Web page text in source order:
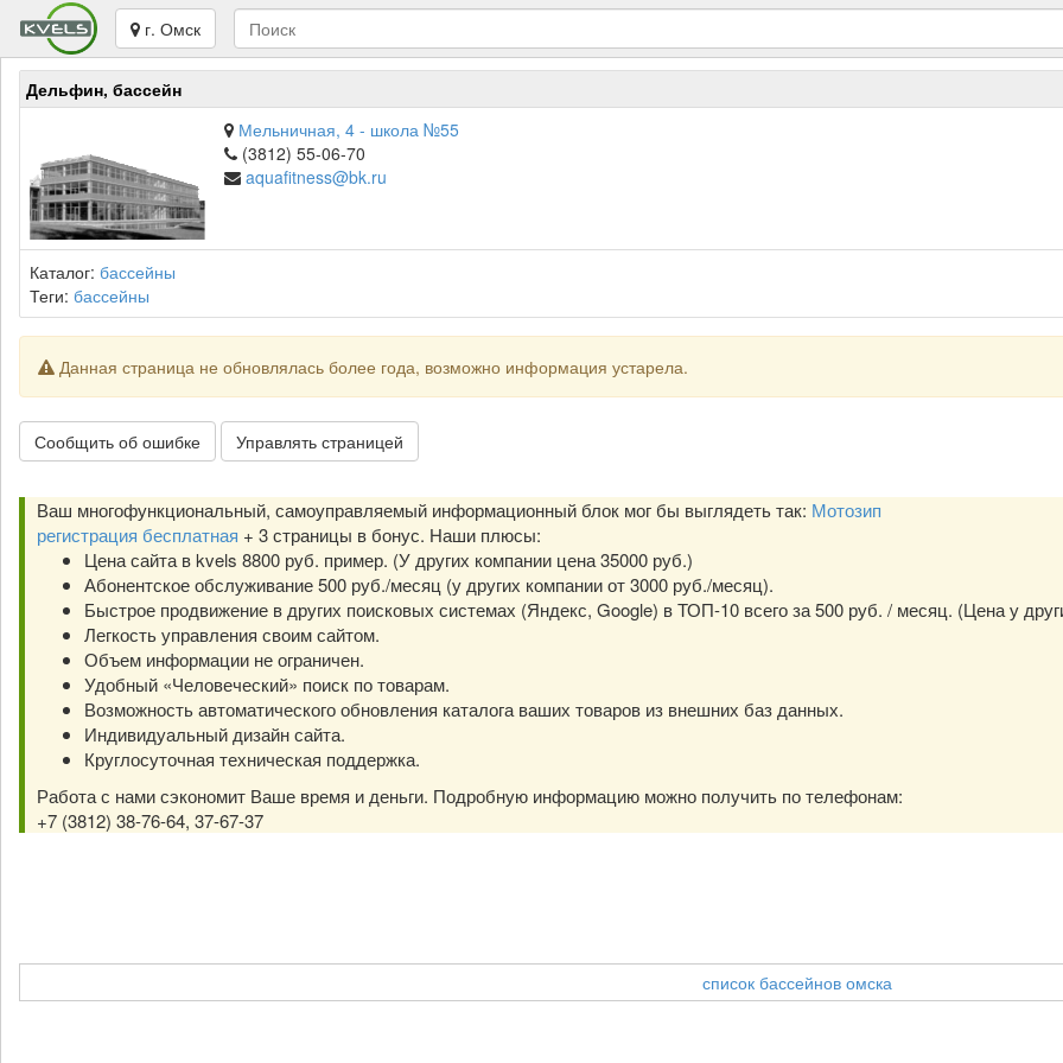
г. Омск
Дельфин, бассейн
Мельничная, 4 - школа №55
(3812) 55-06-70
aquafitness@bk.ru
Каталог: бассейны
Теги: бассейны
Данная страница не обновлялась более года, возможно информация устарела.
Сообщить об ошибке Управлять страницей
Ваш многофункциональный, самоуправляемый информационный блок мог бы выглядеть так: Мотозип
регистрация бесплатная + 3 страницы в бонус. Наши плюсы:
Цена сайта в kvels 8800 руб. пример. (У других компании цена 35000 руб.)
Абонентское обслуживание 500 руб./месяц (у других компании от 3000 руб./месяц).
Быстрое продвижение в других поисковых системах (Яндекс, Google) в ТОП-10 всего за 500 руб. / месяц. (Цена у
Легкость управления своим сайтом.
Объем информации не ограничен.
Удобный «Человеческий» поиск по товарам.
Возможность автоматического обновления каталога ваших товаров из внешних баз данных.
Индивидуальный дизайн сайта.
Круглосуточная техническая поддержка.
Работа с нами сэкономит Ваше время и деньги. Подробную информацию можно получить по телефонам:
+7 (3812) 38-76-64, 37-67-37
список бассейнов омска